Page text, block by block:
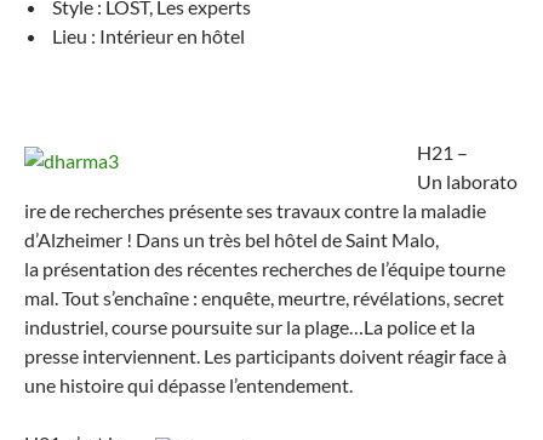
Style : LOST, Les experts
Lieu : Intérieur en hôtel
H21 –
Un laborato
ire de recherches présente ses travaux contre la maladie
d’Alzheimer ! Dans un très bel hôtel de Saint Malo,
la présentation des récentes recherches de l’équipe tourne
mal. Tout s’enchaîne : enquête, meurtre, révélations, secret
industriel, course poursuite sur la plage…La police et la
presse interviennent. Les participants doivent réagir face à
une histoire qui dépasse l’entendement.